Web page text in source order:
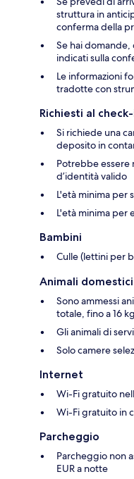
struttura in
conferma della
Se hai
indicati sulla
Le informazioni
tradotte con
Richiesti al
Si richiede una
deposito in
Potrebbe essere
d’identità valido
L'età minima per
L'età minima per
Bambini
Culle (lettini per
Animali domestici
Sono ammessi
totale, fino a 16
Gli animali di
Solo camere
Internet
Wi-Fi gratuito
Wi-Fi gratuito in
Parcheggio
Parcheggio non
EUR a notte